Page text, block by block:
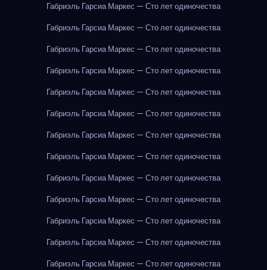
Габриэль Гарсиа Маркес — Сто лет одиночества
Габриэль Гарсиа Маркес — Сто лет одиночества
Габриэль Гарсиа Маркес — Сто лет одиночества
Габриэль Гарсиа Маркес — Сто лет одиночества
Габриэль Гарсиа Маркес — Сто лет одиночества
Габриэль Гарсиа Маркес — Сто лет одиночества
Габриэль Гарсиа Маркес — Сто лет одиночества
Габриэль Гарсиа Маркес — Сто лет одиночества
Габриэль Гарсиа Маркес — Сто лет одиночества
Габриэль Гарсиа Маркес — Сто лет одиночества
Габриэль Гарсиа Маркес — Сто лет одиночества
Габриэль Гарсиа Маркес — Сто лет одиночества
Габриэль Гарсиа Маркес — Сто лет одиночества